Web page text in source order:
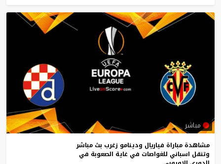
مباشر
مشاهدة مباراة فياريال ودينامو زغرب بث مباشر
وتنقل اسباني للغواصات في غاية الصعوبة في